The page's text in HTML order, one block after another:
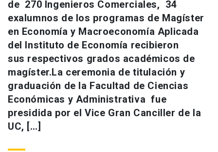
de 270 Ingenieros Comerciales, 34
exalumnos de los programas de Magíster
en Economía y Macroeconomía Aplicada
del Instituto de Economía recibieron
sus respectivos grados académicos de
magíster.La ceremonia de titulación y
graduación de la Facultad de Ciencias
Económicas y Administrativa fue
presidida por el Vice Gran Canciller de la
UC, […]